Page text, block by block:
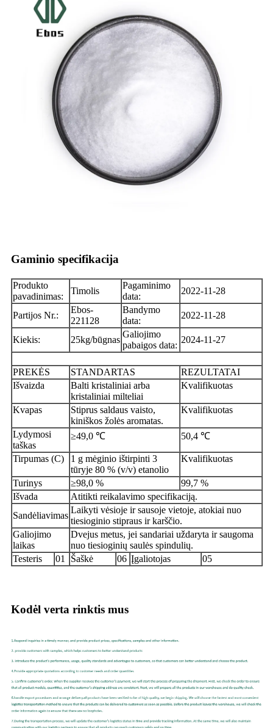
Gaminio specifikacija
Produkto
pavadinimas:
Timolis
Pagaminimo
data:
2022-11-28
Partijos Nr.:
Ebos-
221128
Bandymo
data:
2022-11-28
Kiekis: 25kg/būgnas
Galiojimo
pabaigos data:
2024-11-27
PREKĖS STANDARTAS
REZULTATAI
Išvaizda
Balti kristaliniai arba
kristaliniai milteliai
Kvalifikuotas
Kvapas
Stiprus saldaus vaisto,
kiniškos žolės aromatas.
Kvalifikuotas
Lydymosi
taškas
≥49,0 ℃ 50,4 ℃
Tirpumas (C)
1 g mėginio ištirpinti 3
tūryje 80 % (v/v) etanolio
Kvalifikuotas
Turinys ≥98,0 %
99,7 %
Išvada
Atitikti reikalavimo specifikaciją.
Sandėliavimas
Laikyti vėsioje ir sausoje vietoje, atokiai nuo
tiesioginio stipraus ir karščio.
Galiojimo
laikas
Dvejus metus, jei sandariai uždaryta ir saugoma
nuo tiesioginių saulės spindulių.
Testeris
01 Šaškė 06 Įgaliotojas 05
Kodėl verta rinktis mus